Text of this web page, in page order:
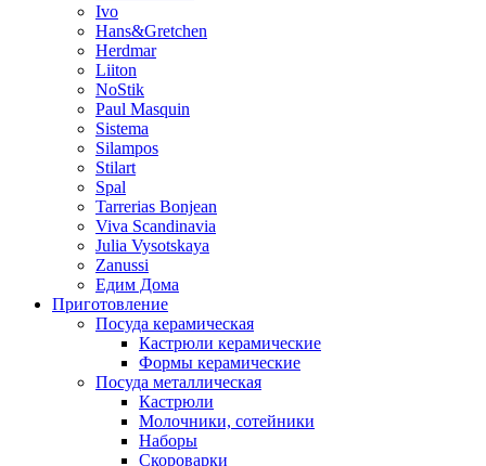
Ivo
Hans&Gretchen
Herdmar
Liiton
NoStik
Paul Masquin
Sistema
Silampos
Stilart
Spal
Tarrerias Bonjean
Viva Scandinavia
Julia Vysotskaya
Zanussi
Едим Дома
Приготовление
Посуда керамическая
Кастрюли керамические
Формы керамические
Посуда металлическая
Кастрюли
Молочники, сотейники
Наборы
Скороварки